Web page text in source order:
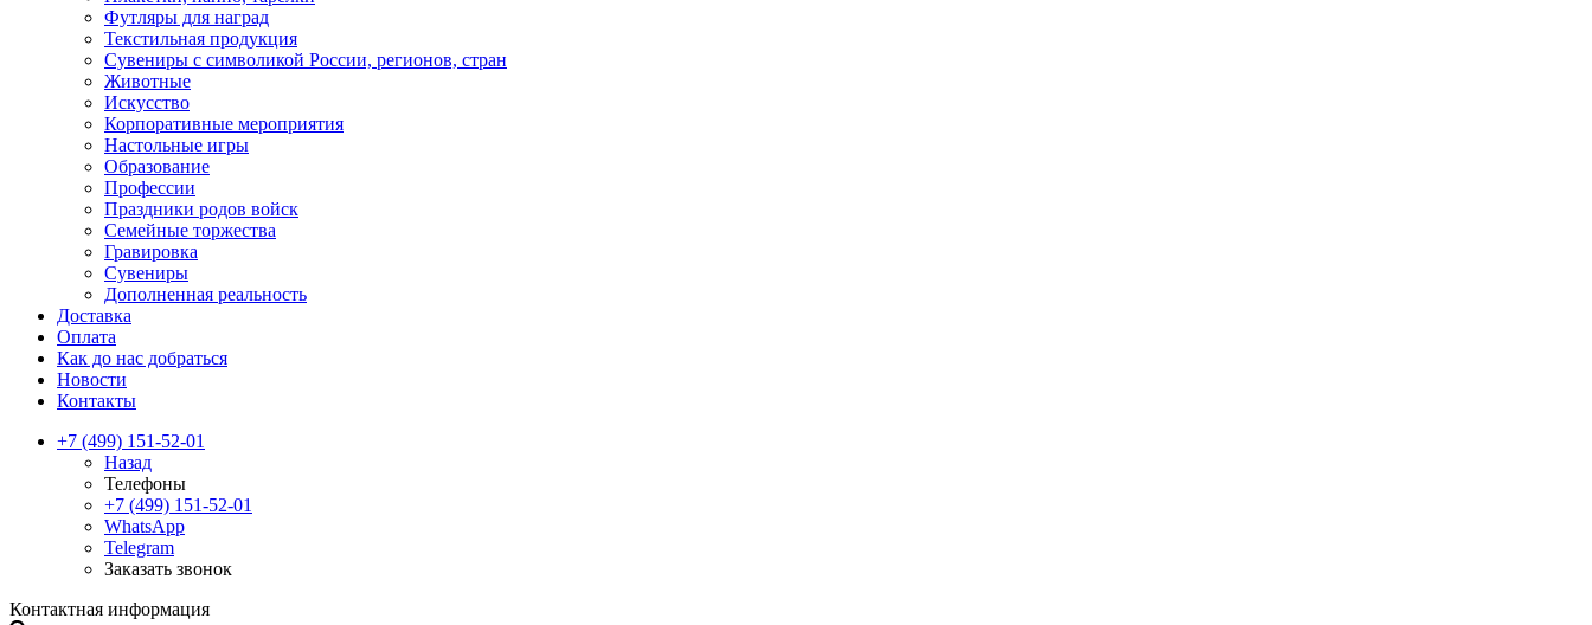
Футляры для наград
Текстильная продукция
Сувениры с символикой России, регионов, стран
Животные
Искусство
Корпоративные мероприятия
Настольные игры
Образование
Профессии
Праздники родов войск
Семейные торжества
Гравировка
Сувениры
Дополненная реальность
Доставка
Оплата
Как до нас добраться
Новости
Контакты
+7 (499) 151-52-01
Назад
Телефоны
+7 (499) 151-52-01
WhatsApp
Telegram
Заказать звонок
Контактная информация